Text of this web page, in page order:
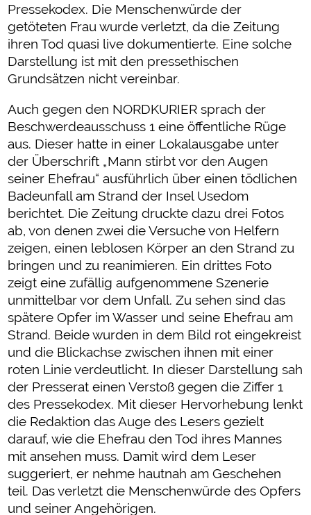
Pressekodex. Die Menschenwürde der
getöteten Frau wurde verletzt, da die Zeitung
ihren Tod quasi live dokumentierte. Eine solche
Darstellung ist mit den pressethischen
Grundsätzen nicht vereinbar.
Auch gegen den NORDKURIER sprach der
Beschwerdeausschuss 1 eine öffentliche Rüge
aus. Dieser hatte in einer Lokalausgabe unter
der Überschrift „Mann stirbt vor den Augen
seiner Ehefrau“ ausführlich über einen tödlichen
Badeunfall am Strand der Insel Usedom
berichtet. Die Zeitung druckte dazu drei Fotos
ab, von denen zwei die Versuche von Helfern
zeigen, einen leblosen Körper an den Strand zu
bringen und zu reanimieren. Ein drittes Foto
zeigt eine zufällig aufgenommene Szenerie
unmittelbar vor dem Unfall. Zu sehen sind das
spätere Opfer im Wasser und seine Ehefrau am
Strand. Beide wurden in dem Bild rot eingekreist
und die Blickachse zwischen ihnen mit einer
roten Linie verdeutlicht. In dieser Darstellung sah
der Presserat einen Verstoß gegen die Ziffer 1
des Pressekodex. Mit dieser Hervorhebung lenkt
die Redaktion das Auge des Lesers gezielt
darauf, wie die Ehefrau den Tod ihres Mannes
mit ansehen muss. Damit wird dem Leser
suggeriert, er nehme hautnah am Geschehen
teil. Das verletzt die Menschenwürde des Opfers
und seiner Angehörigen.